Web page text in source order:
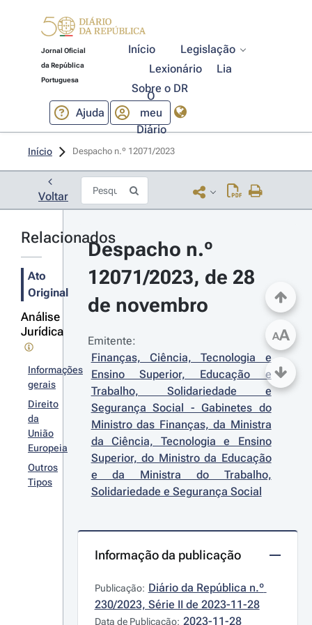
Jornal Oficial
da República
Portuguesa
Início
Legislação
Lexionário
Lia
Sobre o DR
Ajuda
O
meu
Diário
Início Despacho n.º 12071/2023
Voltar
Relacionados
Ato
Original
Análise
Jurídica
Informações
gerais
Direito
da
União
Europeia
Outros
Tipos
Despacho n.º
12071/2023, de 28
de novembro
Emitente:
Finanças, Ciência, Tecnologia e
Ensino Superior, Educação e
Trabalho, Solidariedade e
Segurança Social - Gabinetes do
Ministro das Finanças, da Ministra
da Ciência, Tecnologia e Ensino
Superior, do Ministro da Educação
e da Ministra do Trabalho,
Solidariedade e Segurança Social
Informação da publicação
Publicação: Diário da República n.º
230/2023, Série II de 2023-11-28
Data de Publicação: 2023-11-28
AA